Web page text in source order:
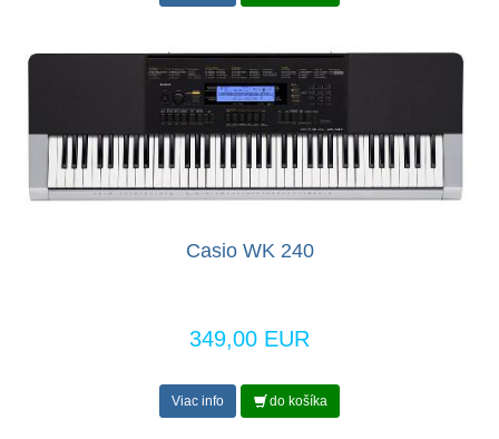
Casio WK 240
349,00 EUR
Viac info do košíka